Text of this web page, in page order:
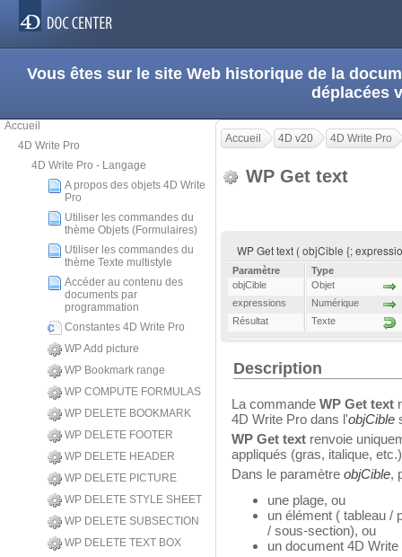
Vous êtes sur le site Web historique de la
déplacées
Accueil
4D Write Pro
4D Write Pro - Langage
A propos des objets 4D Write
Pro
Utiliser les commandes du
thème Objets (Formulaires)
Utiliser les commandes du
thème Texte multistyle
Accéder au contenu des
documents par
programmation
Constantes 4D Write Pro
WP Add picture
WP Bookmark range
WP COMPUTE FORMULAS
WP DELETE BOOKMARK
WP DELETE FOOTER
WP DELETE HEADER
WP DELETE PICTURE
WP DELETE STYLE SHEET
WP DELETE SUBSECTION
WP DELETE TEXT BOX
Accueil 4D v20 4D Write Pro
WP Get text
WP Get text ( objCible {;
Paramètre
Type
objCible
Objet
expressions
Numérique
Résultat
Texte
Description
La commande WP Get text
4D Write Pro dans l'objCible
WP Get text renvoie
appliqués (gras, italique,
Dans le paramètre objCible,
une plage, ou
un élément ( tableau /
/ sous-section), ou
un document 4D Write